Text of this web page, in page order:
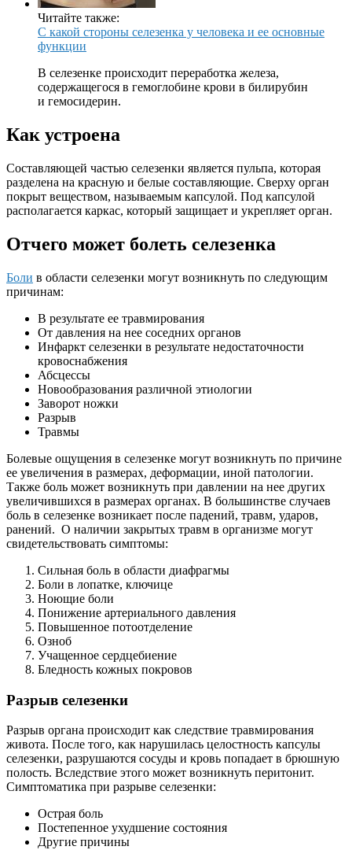
Читайте также:
C какой стороны селезенка у человека и ее основные
функции
В селезенке происходит переработка железа,
содержащегося в гемоглобине крови в билирубин
и гемосидерин.
Как устроена
Составляющей частью селезенки является пульпа, которая
разделена на красную и белые составляющие. Сверху орган
покрыт веществом, называемым капсулой. Под капсулой
располагается каркас, который защищает и укрепляет орган.
Отчего может болеть селезенка
Боли в области селезенки могут возникнуть по следующим
причинам:
В результате ее травмирования
От давления на нее соседних органов
Инфаркт селезенки в результате недостаточности
кровоснабжения
Абсцессы
Новообразования различной этиологии
Заворот ножки
Разрыв
Травмы
Болевые ощущения в селезенке могут возникнуть по причине
ее увеличения в размерах, деформации, иной патологии.
Также боль может возникнуть при давлении на нее других
увеличившихся в размерах органах. В большинстве случаев
боль в селезенке возникает после падений, травм, ударов,
ранений. О наличии закрытых травм в организме могут
свидетельствовать симптомы:
Сильная боль в области диафрагмы
Боли в лопатке, ключице
Ноющие боли
Понижение артериального давления
Повышенное потоотделение
Озноб
Учащенное сердцебиение
Бледность кожных покровов
Разрыв селезенки
Разрыв органа происходит как следствие травмирования
живота. После того, как нарушилась целостность капсулы
селезенки, разрушаются сосуды и кровь попадает в брюшную
полость. Вследствие этого может возникнуть перитонит.
Симптоматика при разрыве селезенки:
Острая боль
Постепенное ухудшение состояния
Другие причины